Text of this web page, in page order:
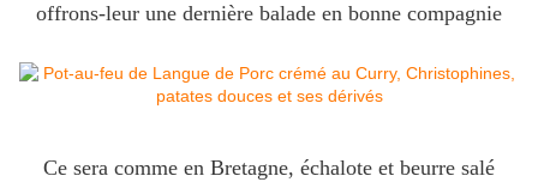
offrons-leur une dernière balade en bonne compagnie
Ce sera comme en Bretagne, échalote et beurre salé